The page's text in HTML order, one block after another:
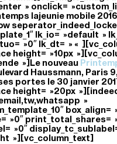
» onclick=
lajeunie mobile
lk_io= »default »
»0″ lk_dt= » «
height= »10px
»]Le nouveau
Haussmann, Paris
portes le 30 janvier
height= »20px
»
box_align=
»0″ print_total_shares=
»0″
»][vc_column_text]